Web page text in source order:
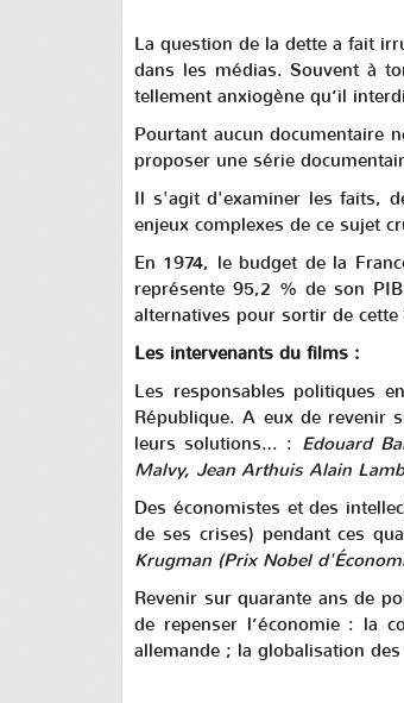
La question de la dette a fait
dans les médias. Souvent à
tellement anxiogène qu’il
Pourtant aucun documentaire
proposer une série
Il s'agit d'examiner les faits,
enjeux complexes de ce sujet
En 1974, le budget de la
représente 95,2 % de son
alternatives pour sortir de
Les intervenants du films :
Les responsables politiques
République. A eux de revenir
leurs solutions… : Edouard
Malvy, Jean Arthuis Alain
Des économistes et des
de ses crises) pendant ces
Krugman (Prix Nobel
Revenir sur quarante ans de
de repenser l’économie : la
allemande ; la globalisation